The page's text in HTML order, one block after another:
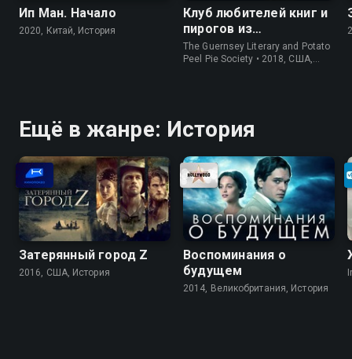
Ип Ман. Начало
2020, Китай, История
Клуб любителей книг и
пирогов из
картофельных
очистков
The Guernsey Literary and Potato
Peel Pie Society • 2018, США,
Ещё в жанре: История
Затерянный город Z
2016, США, История
Воспоминания о
будущем
2014, Великобритания, История